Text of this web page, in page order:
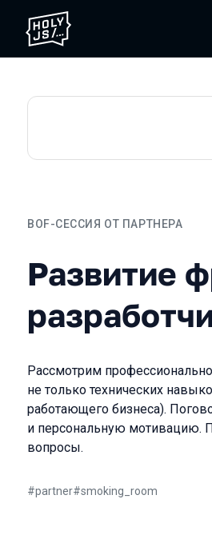
BOF-СЕССИЯ ОТ ПАРТНЕРА
Развитие
Рассмотрим
не только технических
работающего бизнеса).
и персональную мотивацию.
вопросы.
#partner#smoking_room